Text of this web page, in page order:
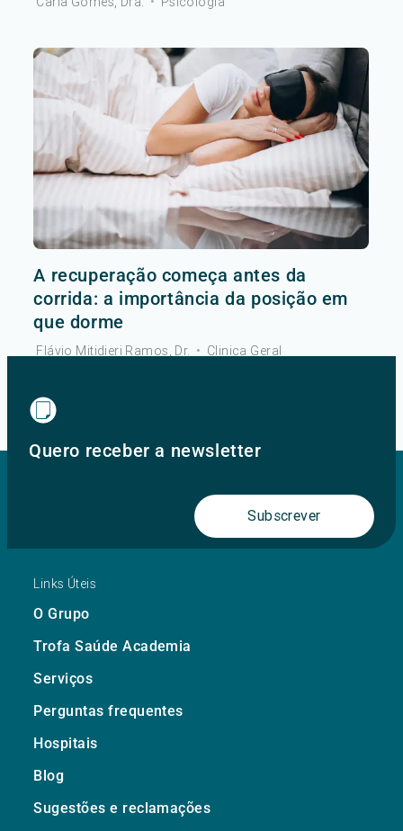
A recuperação começa antes da
corrida: a importância da posição em
que dorme
Flávio Mitidieri Ramos, Dr. • Clinica Geral
Quero receber a newsletter
Subscrever
Links Úteis
O Grupo
Trofa Saúde Academia
Serviços
Perguntas frequentes
Hospitais
Blog
Sugestões e reclamações